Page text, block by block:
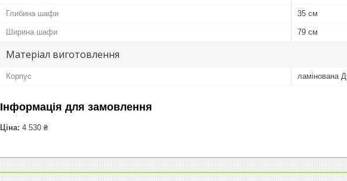
Глибина шафи 35 см
Ширина шафи 79 см
Матеріал виготовлення
Корпус ламінована
Інформація для замовлення
Ціна: 4 530 ₴